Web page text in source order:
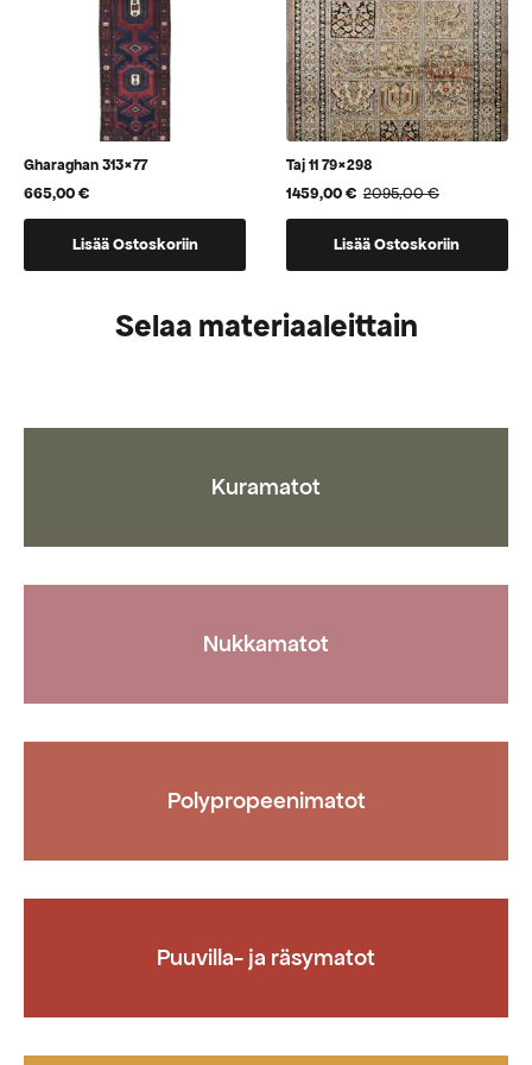
Gharaghan 313×77
665,00€
Lisää Ostoskoriin
Taj 11 79×298
2095,00€
Alkuperäinen
hinta
1459,00€
Nykyinen
hinta
Lisää Ostoskoriin
Selaa materiaaleittain
Kuramatot
Nukkamatot
Polypropeenimatot
Puuvilla- ja räsymatot